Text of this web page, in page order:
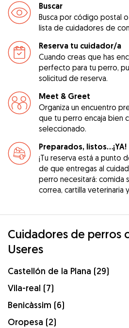
Buscar
Busca por código postal
lista de cuidadores de
Reserva tu cuidador/a
Cuando creas que has
perfecto para tu perro,
solicitud de reserva.
Meet & Greet
Organiza un encuentro
que tu perro encaja bien
seleccionado.
Preparados, listos...¡YA!
¡Tu reserva está a punto
de que entregas al
perro necesitará: comida
correa, cartilla veterinaria
Cuidadores de perros
Useres
Castellón de la Plana (29)
Vila-real (7)
Benicàssim (6)
Oropesa (2)